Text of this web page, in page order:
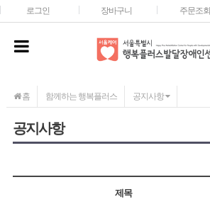
메인콘텐츠 바로가기
로그인 장바구니 주문조회
홈 함께하는 행복플러스 공지사항
공지사항
제목